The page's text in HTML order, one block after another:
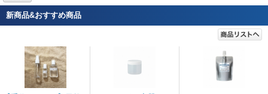
新商品&おすすめ商品